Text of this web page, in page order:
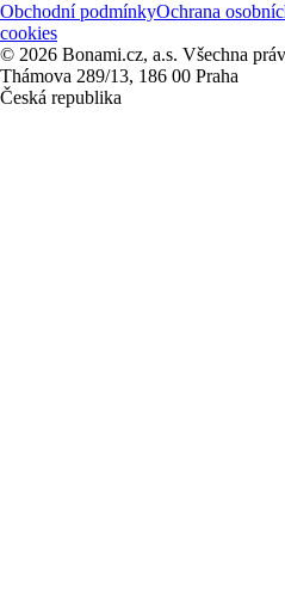
Obchodní podmínkyOchrana
cookies
© 2026 Bonami.cz, a.s. Všechna
Thámova 289/13, 186 00 Praha
Česká republika